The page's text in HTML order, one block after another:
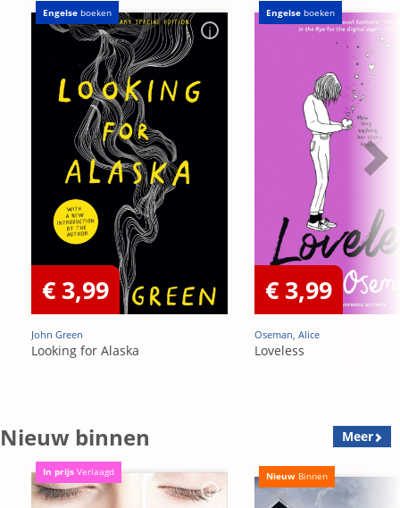
Engelse boeken
€ 3,99
John Green
Looking for Alaska
Engelse boeken
€ 3,99
Oseman, Alice
Loveless
Nieuw binnen Meer
In prijs Verlaagd Nieuw Binnen